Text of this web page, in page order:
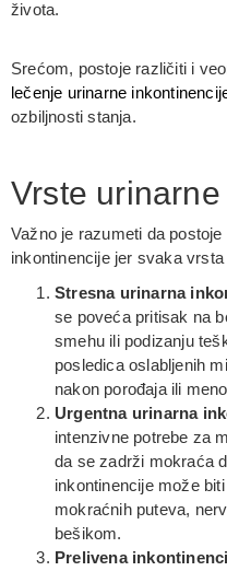
života.
Srećom, postoje različiti i
lečenje urinarne
ozbiljnosti stanja.
Vrste
Važno je razumeti da
inkontinencije jer svaka
Stresna urinarna
se poveća pritisak na
smehu ili podizanju
posledica oslabljenih
nakon porođaja ili
Urgentna urinarna
intenzivne potrebe za
da se zadrži mokraća
inkontinencije može
mokraćnih puteva,
bešikom.
Prelivena